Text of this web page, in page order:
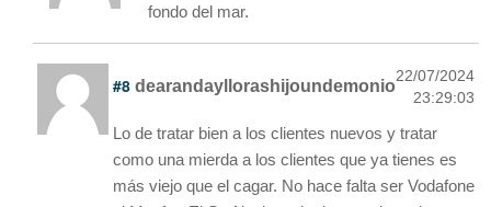
fondo del mar.
#8 dearandayllorashijoundemonio
22/07/2024
23:29:03
Lo de tratar bien a los clientes nuevos y tratar
como una mierda a los clientes que ya tienes es
más viejo que el cagar. No hace falta ser Vodafone